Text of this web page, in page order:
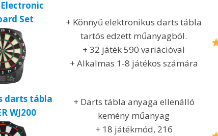
Set
+ Könnyű elektronikus darts tábla
tartós edzett műanyagból.
+ 32 játék 590 variációval
+ Alkalmas 1-8 játékos számára
darts tábla
WJ200
+ Darts tábla anyaga ellenálló
kemény műanyag
+ 18 játékmód, 216